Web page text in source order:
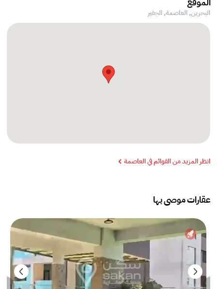
البحرين, العاصمة,الجفير
انظر المزيد من القوائم في العاصمة
عقارات موصى بها